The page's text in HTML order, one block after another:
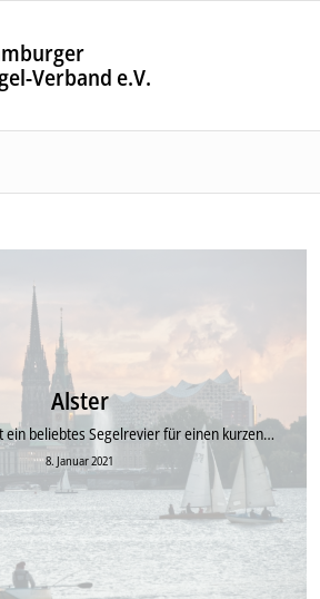
Verband e.V.
Alster
ein beliebtes Segelrevier für einen kurzen…
8. Januar 2021